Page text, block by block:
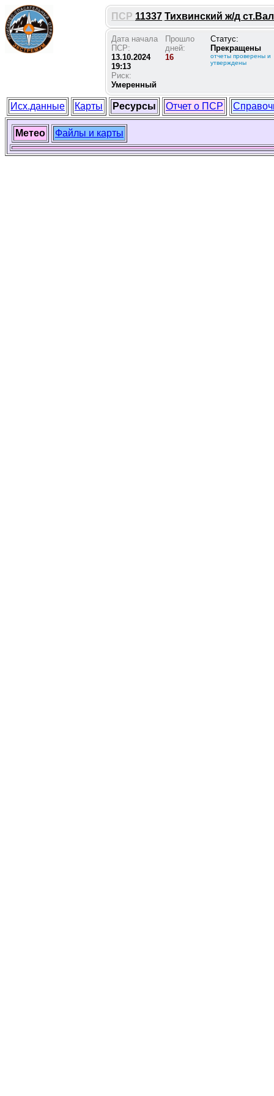
ПСР 11337 Тихвинский ж/д
Дата начала
ПСР:
13.10.2024
19:13
Риск:
Умеренный
Прошло
дней:
16
Статус:
Прекращены
отчеты проверены и
утверждены
Исх.данные Карты Ресурсы Отчет о ПСР
Метео Файлы и карты